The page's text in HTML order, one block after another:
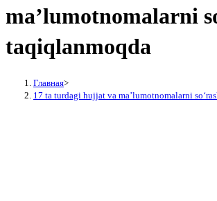
ma’lumotnomalarni
taqiqlanmoqda
Главная>
17 ta turdagi hujjat va ma’lumotnomalarni